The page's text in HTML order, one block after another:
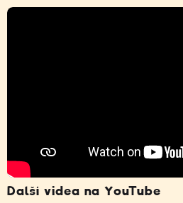
Další videa na YouTube